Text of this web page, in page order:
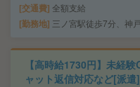
交通費 全額支給
勤務地 三ノ宮駅徒歩7分、神
【高時給1730円】未経
ャット返信対応など[派遣]